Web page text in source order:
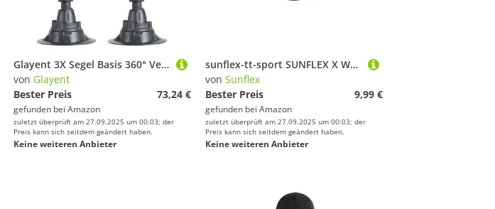
Glayent 3X Segel Basis 360° Verstellbare Windsurf Mast Basis Heavy Duty Windsurfing Base Segel Ständer für Board Sailboard Zubehör
von Glayent
Bester Preis
73,24 €
gefunden bei Amazon
zuletzt überprüft am 27.09.2025 um 00:03; der
Preis kann sich seitdem geändert haben.
Keine weiteren Anbieter
sunflex-tt-sport SUNFLEX X WABOBA PRO PRO
von Sunflex
Bester Preis
9,99 €
gefunden bei Amazon
zuletzt überprüft am 27.09.2025 um 00:03; der
Preis kann sich seitdem geändert haben.
Keine weiteren Anbieter